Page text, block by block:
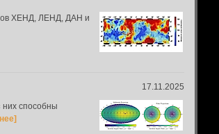
ХЕНД, ЛЕНД, ДАН и
17.11.2025
них способны